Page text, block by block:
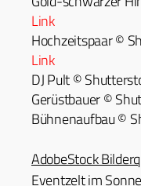
Link
Hochzeitspaar ©
Link
DJ Pult ©
Gerüst­bauer ©
Büh­ne­nauf­bau ©
Adobe­Stock
Eventzelt im